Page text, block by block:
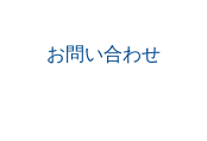
お問い合わせ